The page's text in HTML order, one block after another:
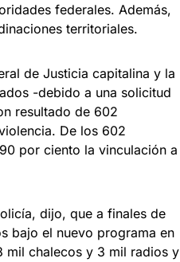
federales. Además,
territoriales.
de Justicia capitalina y la
-debido a una solicitud
resultado de 602
De los 602
por ciento la vinculación a
dijo, que a finales de
bajo el nuevo programa en
mil chalecos y 3 mil radios y